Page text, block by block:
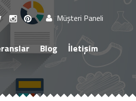
Müşteri Paneli
Blog İletişim